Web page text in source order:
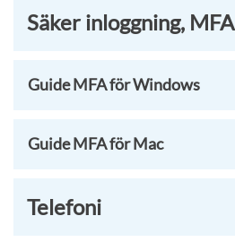
Säker inloggning, MFA
Guide MFA för Windows
Guide MFA för Mac
Telefoni